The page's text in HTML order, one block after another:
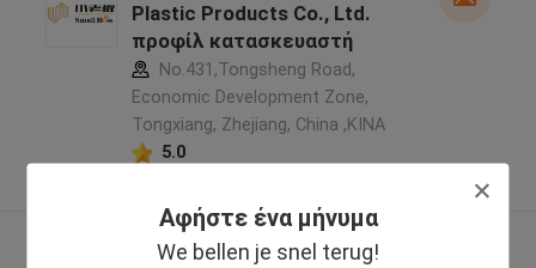
Αφήστε ένα μήνυμα
We bellen je snel terug!
Plastic Products Co., Ltd.
προφίλ κατασκευαστή
No.431,Tongsheng Road,
Economic Development Zone,
Tongxiang, Zhejiang, China ,ΚΙΝΑ
5.0
Δείτε περισσότερων